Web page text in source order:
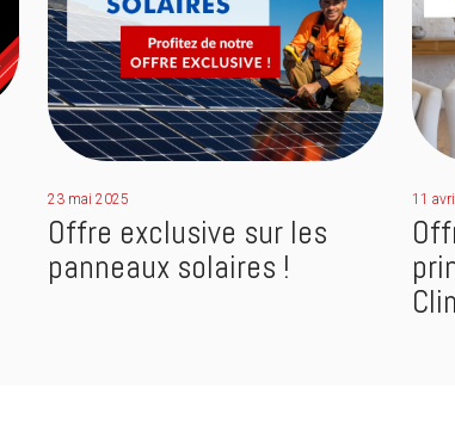
23 mai 2025
Offre exclusive sur les
panneaux solaires !
11